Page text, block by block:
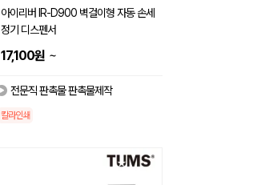
아이리버 IR-D900 벽걸이형 자동 손세
정기 디스펜서
17,100원 ~
전문직 판촉물 판촉물제작
칼라인쇄